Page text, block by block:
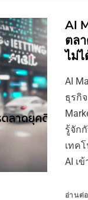
AI
ตล
ไม่
AI
ธุรกิ
รู้จัก
เทค
AI เ
อ่านต่อ